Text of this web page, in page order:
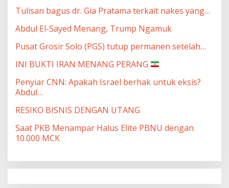
Tulisan bagus dr. Gia Pratama terkait nakes yang…
Abdul El-Sayed Menang, Trump Ngamuk
Pusat Grosir Solo (PGS) tutup permanen setelah…
INI BUKTI IRAN MENANG PERANG
Penyiar CNN: Apakah Israel berhak untuk eksis?
Abdul…
RESIKO BISNIS DENGAN UTANG
Saat PKB Menampar Halus Elite PBNU dengan
10.000 MCK